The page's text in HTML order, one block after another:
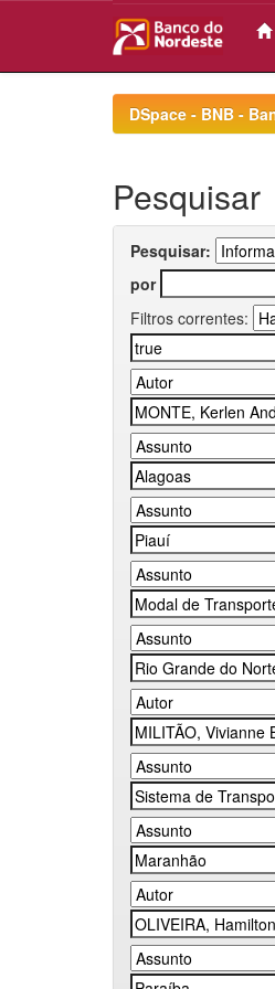
DSpace - BNB -
Pesquisar
Pesquisar:
por
Filtros correntes: